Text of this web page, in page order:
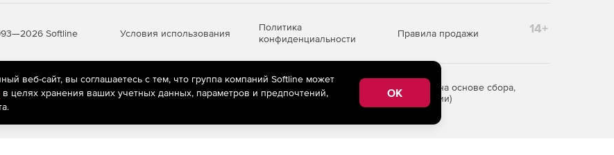
Softline Условия использования
Политика
конфиденциальности
Правила продажи 14+
рекомендательные технологии
(информационные технологии предоставления информации на основе сбора,
пользователей сети «Интернет», находящихся на территории Российской Федерации)
веб-сайт, вы соглашаетесь с тем, что группа компаний Softline может
в целях хранения ваших учетных данных, параметров и предпочтений,
OK